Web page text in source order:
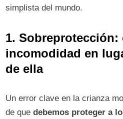
simplista del mundo.
1. Sobreprotección:
incomodidad en
de ella
Un error clave en la crianza
de quedebemos proteger a